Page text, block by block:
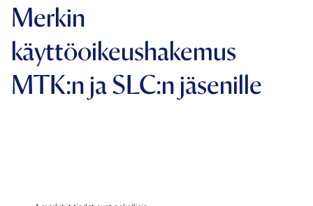
Merkin
käyttöoikeushakemus
MTK:n ja SLC:n jäsenille